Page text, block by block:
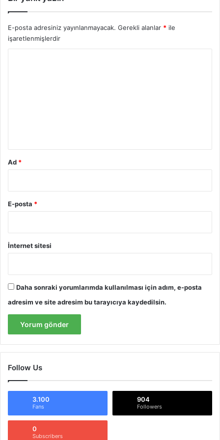
l
e
g
E-posta adresiniz yayınlanmayacak. Gerekli alanlar * ile
işaretlenmişlerdir
Ad *
E-posta *
İnternet sitesi
Daha sonraki yorumlarımda kullanılması için adım, e-posta
adresim ve site adresim bu tarayıcıya kaydedilsin.
Follow Us
3.100
Fans
904
Followers
0
Subscribers